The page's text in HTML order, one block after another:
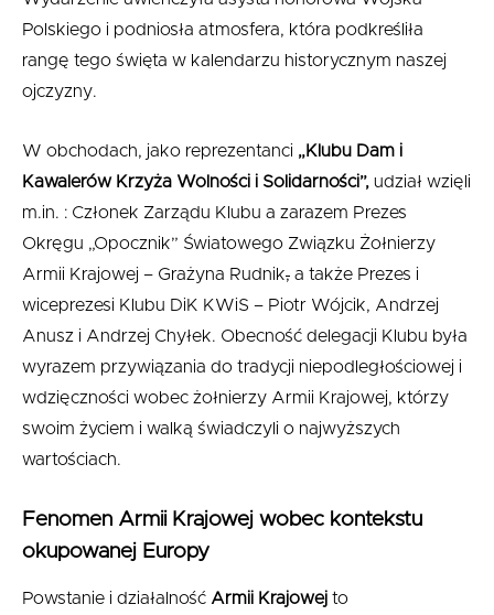
Polskiego i podniosła atmosfera, która podkreśliła
rangę tego święta w kalendarzu historycznym naszej
ojczyzny.
W obchodach, jako reprezentanci „Klubu Dam i
Kawalerów Krzyża Wolności i Solidarności”, udział wzięli
m.in. : Członek Zarządu Klubu a zarazem Prezes
Okręgu „Opocznik” Światowego Związku Żołnierzy
Armii Krajowej – Grażyna Rudnik, a także Prezes i
wiceprezesi Klubu DiK KWiS – Piotr Wójcik, Andrzej
Anusz i Andrzej Chyłek. Obecność delegacji Klubu była
wyrazem przywiązania do tradycji niepodległościowej i
wdzięczności wobec żołnierzy Armii Krajowej, którzy
swoim życiem i walką świadczyli o najwyższych
wartościach.
Fenomen Armii Krajowej wobec kontekstu
okupowanej Europy
Powstanie i działalność Armii Krajowej to